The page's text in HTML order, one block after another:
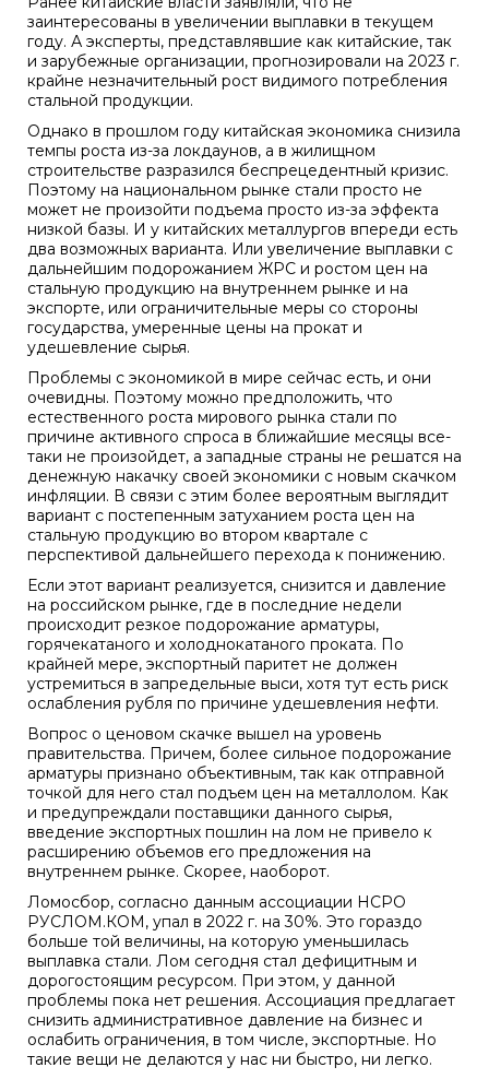
заинтересованы в увеличении выплавки в текущем
году. А эксперты, представлявшие как китайские, так
и зарубежные организации, прогнозировали на 2023 г.
крайне незначительный рост видимого потребления
стальной продукции.
Однако в прошлом году китайская экономика снизила
темпы роста из-за локдаунов, а в жилищном
строительстве разразился беспрецедентный кризис.
Поэтому на национальном рынке стали просто не
может не произойти подъема просто из-за эффекта
низкой базы. И у китайских металлургов впереди есть
два возможных варианта. Или увеличение выплавки с
дальнейшим подорожанием ЖРС и ростом цен на
стальную продукцию на внутреннем рынке и на
экспорте, или ограничительные меры со стороны
государства, умеренные цены на прокат и
удешевление сырья.
Проблемы с экономикой в мире сейчас есть, и они
очевидны. Поэтому можно предположить, что
естественного роста мирового рынка стали по
причине активного спроса в ближайшие месяцы все-
таки не произойдет, а западные страны не решатся на
денежную накачку своей экономики с новым скачком
инфляции. В связи с этим более вероятным выглядит
вариант с постепенным затуханием роста цен на
стальную продукцию во втором квартале с
перспективой дальнейшего перехода к понижению.
Если этот вариант реализуется, снизится и давление
на российском рынке, где в последние недели
происходит резкое подорожание арматуры,
горячекатаного и холоднокатаного проката. По
крайней мере, экспортный паритет не должен
устремиться в запредельные выси, хотя тут есть риск
ослабления рубля по причине удешевления нефти.
Вопрос о ценовом скачке вышел на уровень
правительства. Причем, более сильное подорожание
арматуры признано объективным, так как отправной
точкой для него стал подъем цен на металлолом. Как
и предупреждали поставщики данного сырья,
введение экспортных пошлин на лом не привело к
расширению объемов его предложения на
внутреннем рынке. Скорее, наоборот.
Ломосбор, согласно данным ассоциации НСРО
РУСЛОМ.КОМ, упал в 2022 г. на 30%. Это гораздо
больше той величины, на которую уменьшилась
выплавка стали. Лом сегодня стал дефицитным и
дорогостоящим ресурсом. При этом, у данной
проблемы пока нет решения. Ассоциация предлагает
снизить административное давление на бизнес и
ослабить ограничения, в том числе, экспортные. Но
такие вещи не делаются у нас ни быстро, ни легко.